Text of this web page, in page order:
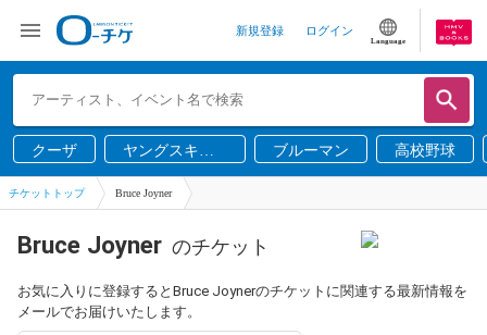
新規登録 ログイン
Language
クーザ
ヤングスキニ
ー
ブルーマン 高校野球
チケットトップ Bruce Joyner
Bruce Joyner のチケット
お気に入りに登録するとBruce Joynerのチケットに関連する最新情報を
メールでお届けいたします。